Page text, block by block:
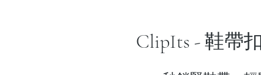
ClipIts - 鞋帶